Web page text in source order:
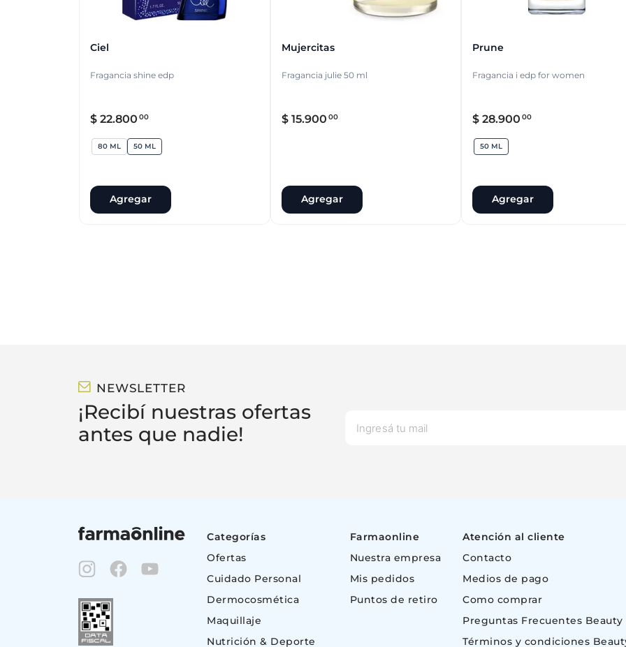
Ciel
Fragancia shine edp
$ 22.800 00
80 ML 50 ML
Agregar
Mujercitas
Fragancia julie 50 ml
$ 15.900 00
Agregar
Prune
Fragancia i edp for women
$ 28.900 00
50 ML
Agregar
NEWSLETTER
¡Recibí nuestras ofertas
antes que nadie!
Categorías
Ofertas
Cuidado Personal
Dermocosmética
Maquillaje
Nutrición & Deporte
Farmaonline
Nuestra empresa
Mis pedidos
Puntos de retiro
Atención al cliente
Contacto
Medios de pago
Como comprar
Preguntas Frecuentes Beauty
Términos y condiciones